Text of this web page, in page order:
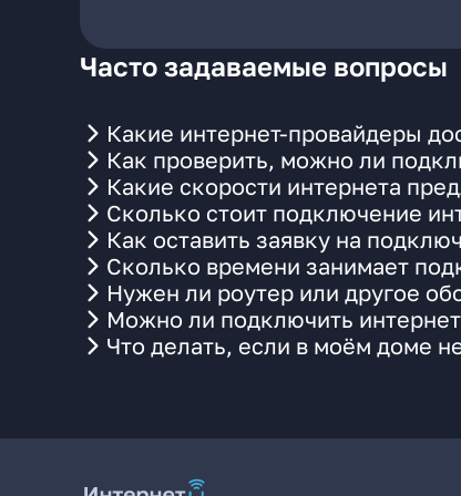
Часто задаваемые вопросы
Какие интернет-провайдеры
Как проверить, можно ли
Какие скорости интернета
Сколько стоит подключение
Как оставить заявку на
Сколько времени занимает
Нужен ли роутер или другое
Можно ли подключить
Что делать, если в моём доме